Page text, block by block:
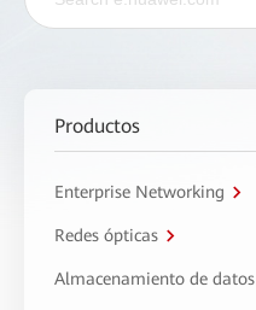
Productos
Enterprise Networking
Redes ópticas
Almacenamiento de datos